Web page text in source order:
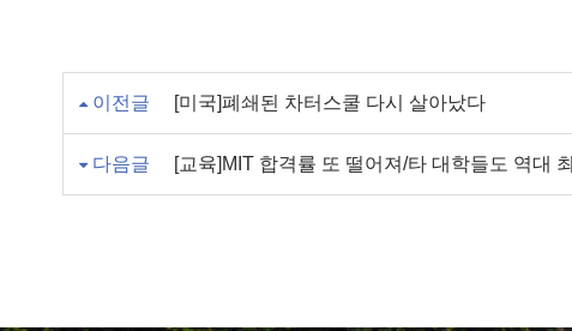
이전글 [미국]폐쇄된 차터스쿨 다시 살아났다
다음글 [교육]MIT 합격률 또 떨어져/타 대학들도 역대